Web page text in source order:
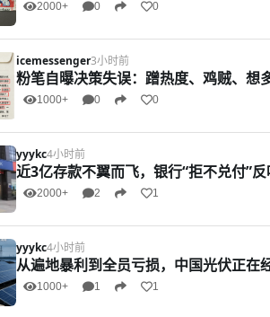
2000+ 0 0
icemessenger3小时前
粉笔自曝决策失误：蹭热度、鸡贼、想
1000+ 0 0
yyykc4小时前
近3亿存款不翼而飞，银行“拒不兑付”
2000+ 2 1
yyykc4小时前
从遍地暴利到全员亏损，中国光伏正在
1000+ 1 1